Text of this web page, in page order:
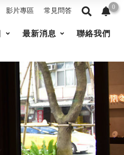
影片專區 常見問答 0
最新消息 聯絡我們